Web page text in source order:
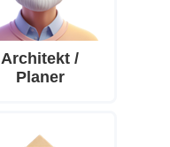
Architekt /
Planer